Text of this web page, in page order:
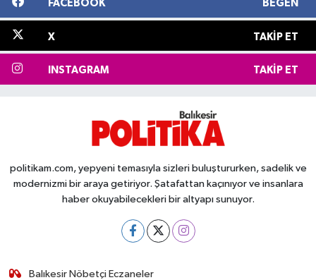
FACEBOOK BEĞEN
X TAKIP ET
INSTAGRAM TAKIP ET
politikam.com, yepyeni temasıyla sizleri buluştururken, sadelik ve
modernizmi bir araya getiriyor. Şatafattan kaçınıyor ve insanlara
haber okuyabilecekleri bir altyapı sunuyor.
Balıkesir Nöbetçi Eczaneler